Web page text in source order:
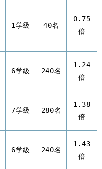
1学級 40名
0.75
倍
6学級 240名
1.24
倍
7学級 280名
1.38
倍
6学級 240名
1.43
倍